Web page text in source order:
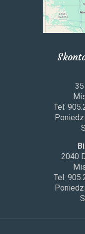
35
Tel:
2040
Tel: